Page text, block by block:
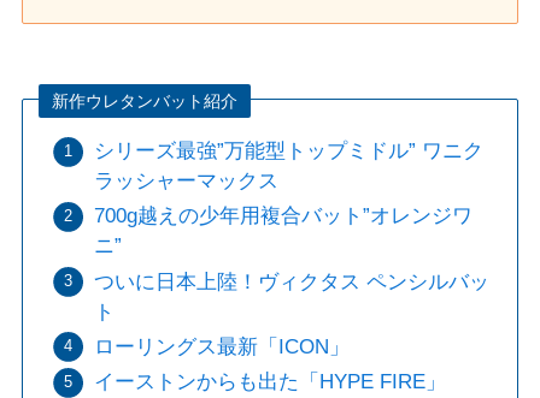
新作ウレタンバット紹介
シリーズ最強”万能型トップミドル” ワニク
ラッシャーマックス
700g越えの少年用複合バット”オレンジワ
ニ”
ついに日本上陸！ヴィクタス ペンシルバッ
ト
ローリングス最新「ICON」
イーストンからも出た「HYPE FIRE」